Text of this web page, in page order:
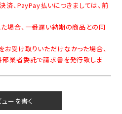
済、PayPay払いにつきましては、前
場合、一番遅い納期の商品との同
受け取りいただけなかった場合、
業者委託で請求書を発行致しま
ューを書く